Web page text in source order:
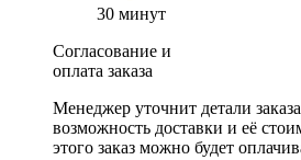
30 минут
Согласование и
оплата заказа
Менеджер уточнит детали
возможность доставки и её
этого заказ можно будет